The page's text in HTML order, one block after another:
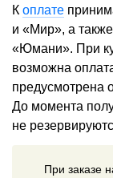
К оплате
и «Мир», а
«Юмани». При
возможна
предусмотрена
До момента
не
При заказе